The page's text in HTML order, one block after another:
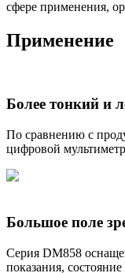
сфере применения,
Применение
Более тонкий и
По сравнению с
цифровой
Большое поле
Серия DM858
показания,